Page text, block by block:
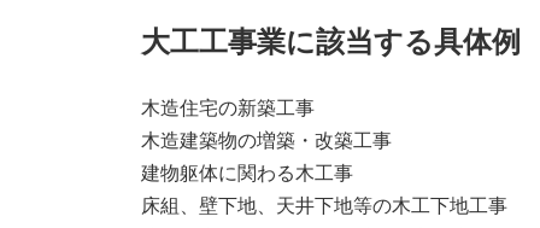
大工工事業に該当する具体例
木造住宅の新築工事
木造建築物の増築・改築工事
建物躯体に関わる木工事
床組、壁下地、天井下地等の木工下地工事